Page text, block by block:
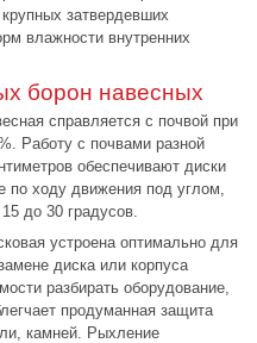
крупных затвердевших
влажности внутренних
борон навесных
справляется с почвой при
Работу с почвами разной
обеспечивают диски
по ходу движения под углом,
до 30 градусов.
устроена оптимально для
диска или корпуса
разбирать оборудование,
продуманная защита
камней. Рыхление